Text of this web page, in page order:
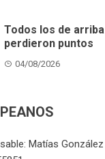
Todos los de arriba
perdieron puntos
04/08/2026
Matías González